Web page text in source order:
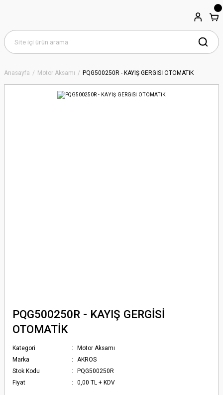
Anasayfa Motor Aksamı PQG500250R - KAYIŞ GERGİSİ OTOMATİK
PQG500250R - KAYIŞ GERGİSİ
OTOMATİK
Kategori
Motor Aksamı
Marka
AKROS
Stok Kodu
PQG500250R
Fiyat
0,00 TL + KDV